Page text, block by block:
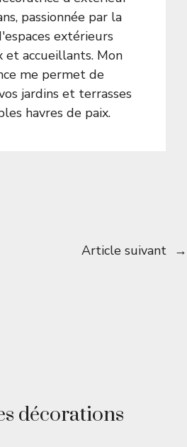
passionnée par la
extérieurs
et accueillants. Mon
me permet de
jardins et terrasses
havres de paix.
Article suivant →
décorations